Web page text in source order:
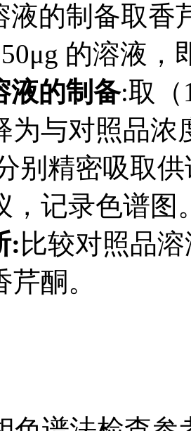
液的制备取香
的溶液，
液的制备:取（
为与对照品浓
别精密吸取
，记录色谱图
: 比较对照品
酮。